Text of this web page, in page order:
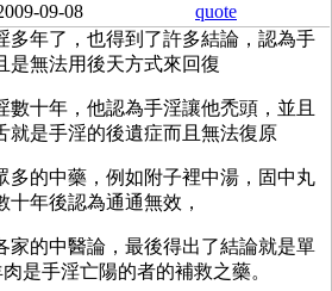
09-08
quote
多年了，也得到了許多結論，認為手
是無法用後天方式來回復
數十年，他認為手淫讓他禿頭，並且
就是手淫的後遺症而且無法復原
多的中藥，例如附子裡中湯，固中丸
年後認為通通無效，
家的中醫論，最後得出了結論就是單
是手淫亡陽的者的補救之藥。